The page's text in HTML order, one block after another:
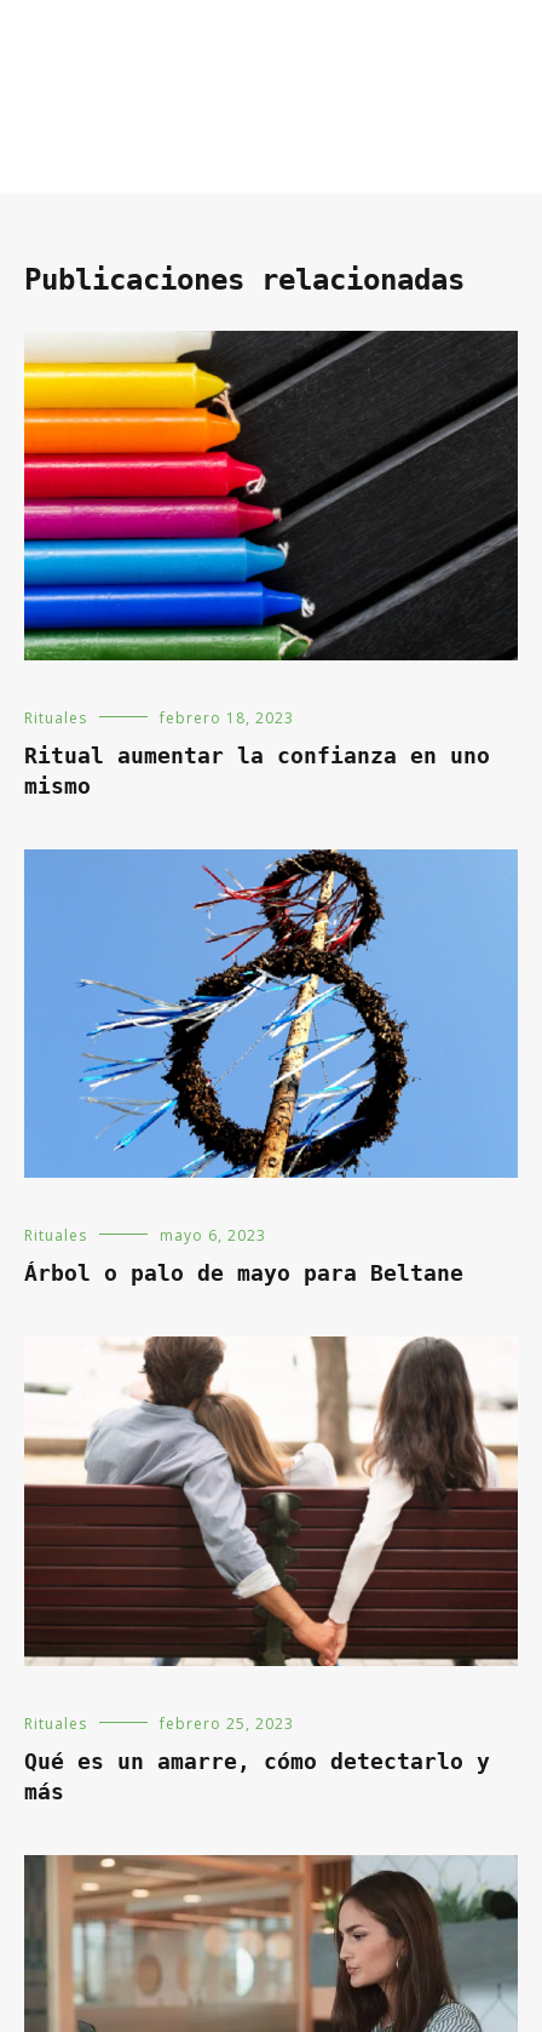
Publicaciones relacionadas
Rituales febrero 18, 2023
Ritual aumentar la confianza en uno
mismo
Rituales mayo 6, 2023
Árbol o palo de mayo para Beltane
Rituales febrero 25, 2023
Qué es un amarre, cómo detectarlo y
más